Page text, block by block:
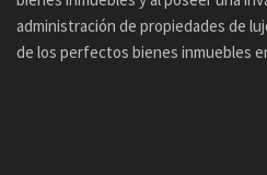
administración de propiedades de
de los perfectos bienes inmuebles